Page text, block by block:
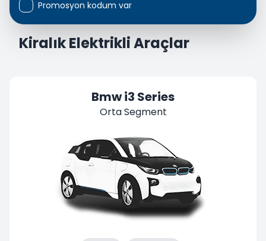
Promosyon kodum var
Kiralık Elektrikli Araçlar
Bmw i3 Series
Orta Segment